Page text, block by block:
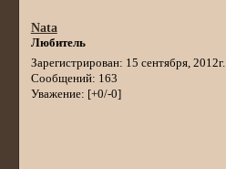
Nata
Любитель
Зарегистрирован: 15 сентября, 2012г.
Сообщений: 163
Уважение: [+0/-0]